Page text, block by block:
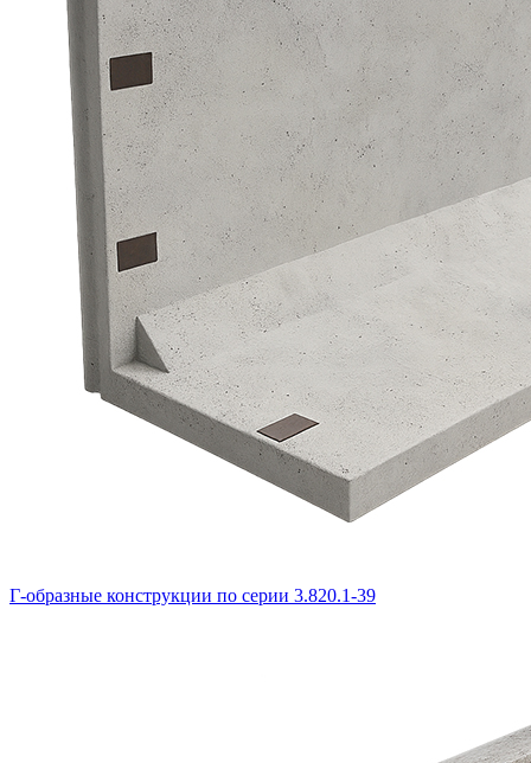
Г-образные конструкции по серии 3.820.1-39